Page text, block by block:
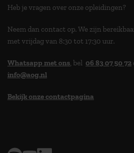
Heb je vragen over onze opleidingen?
Neem dan contact op. We zijn
met vrijdag van 8:30 tot 17:30 uur.
Whatsapp met ons, bel 06 83 07 50 72
info@aog.nl
Bekijk onze contactpagina